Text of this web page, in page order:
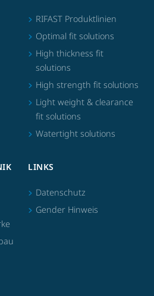
RIFAST Produktlinien
Optimal fit solutions
High thickness fit
solutions
High strength fit solutions
Light weight & clearance
fit solutions
Watertight solutions
LINKS
Datenschutz
Gender Hinweis